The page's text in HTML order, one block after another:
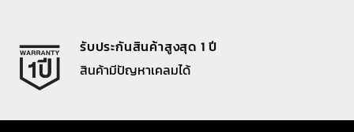
รับประกันสินค้าสูงสุด 1 ปี
สินค้ามีปัญหาเคลมได้